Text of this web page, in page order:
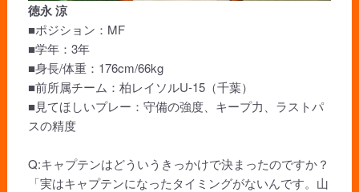
徳永 涼
■ポジション：MF
■学年：3年
■身長/体重：176cm/66kg
■前所属チーム：柏レイソルU-15（千葉）
■見てほしいプレー：守備の強度、キープ力、ラストパ
スの精度
Q:キャプテンはどういうきっかけで決まったのですか？
「実はキャプテンになったタイミングがないんです。山